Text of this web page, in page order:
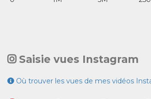
Saisie vues Instagram
Où trouver les vues de mes vidéos